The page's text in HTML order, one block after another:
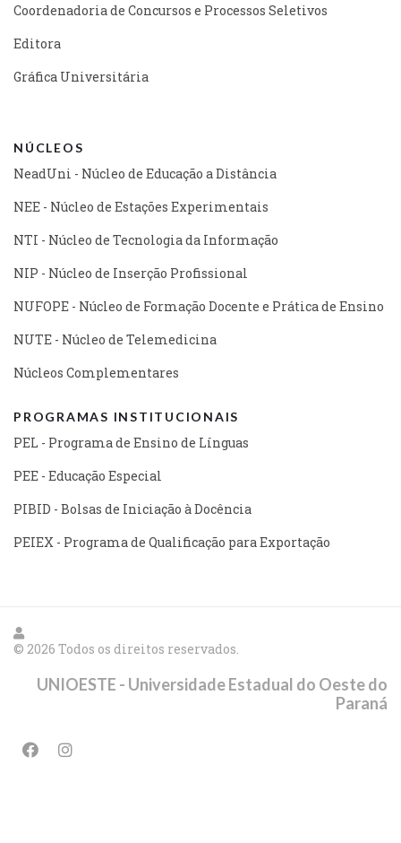
Coordenadoria de Concursos e Processos Seletivos
Editora
Gráfica Universitária
NÚCLEOS
NeadUni - Núcleo de Educação a Distância
NEE - Núcleo de Estações Experimentais
NTI - Núcleo de Tecnologia da Informação
NIP - Núcleo de Inserção Profissional
NUFOPE - Núcleo de Formação Docente e Prática de Ensino
NUTE - Núcleo de Telemedicina
Núcleos Complementares
PROGRAMAS INSTITUCIONAIS
PEL - Programa de Ensino de Línguas
PEE - Educação Especial
PIBID - Bolsas de Iniciação à Docência
PEIEX - Programa de Qualificação para Exportação
© 2026 Todos os direitos reservados.
UNIOESTE - Universidade Estadual do Oeste do
Paraná